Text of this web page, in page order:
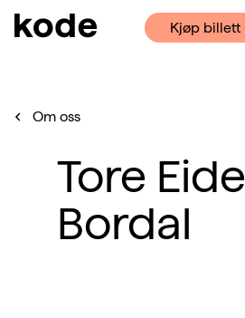
Kjøp billett
Om oss
Tore Eide
Bordal